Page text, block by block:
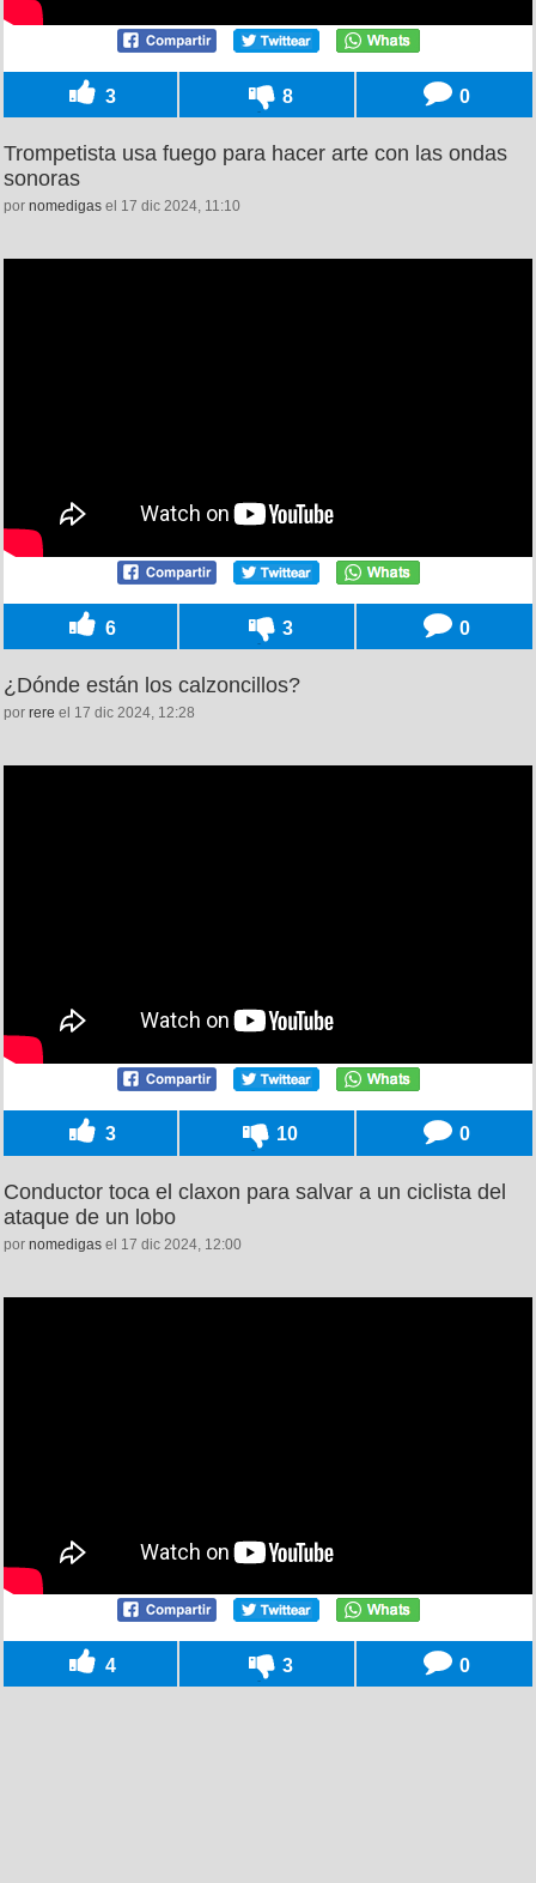
3 8 0
Trompetista usa fuego para hacer arte con las ondas
sonoras
por nomedigas el 17 dic 2024, 11:10
6 3 0
¿Dónde están los calzoncillos?
por rere el 17 dic 2024, 12:28
3 10 0
Conductor toca el claxon para salvar a un ciclista del
ataque de un lobo
por nomedigas el 17 dic 2024, 12:00
4 3 0